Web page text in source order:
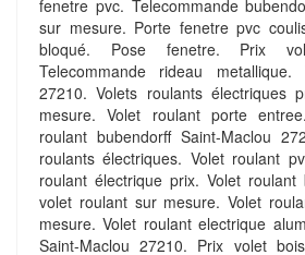
fenetre pvc. Telecommande
sur mesure. Porte fenetre pvc
bloqué. Pose fenetre. Prix
Telecommande rideau metallique.
27210. Volets roulants électriques
mesure. Volet roulant porte
roulant bubendorff Saint-Maclou
roulants électriques. Volet roulant
roulant électrique prix. Volet roulant
volet roulant sur mesure. Volet
mesure. Volet roulant electrique
Saint-Maclou 27210. Prix volet